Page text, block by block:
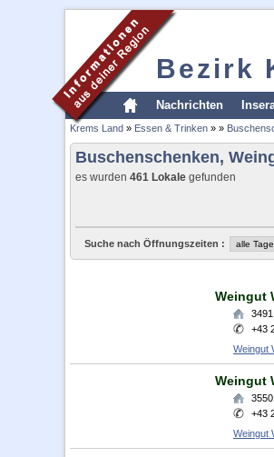
Bezirk
Nachrichten
Krems Land » Essen & Trinken » »
Buschenschenken,
es wurden 461 Lokale gefunden
Suche nach Öffnungszeiten :
Weingut
3491
+43
Weingut
Weingut
3550
+43
Weingut